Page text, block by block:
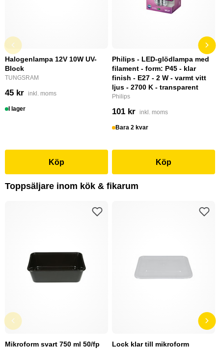
Halogenlampa 12V 10W UV-
Block
TUNGSRAM
45 kr inkl. moms
I lager
Köp
Philips - LED-glödlampa med
filament - form: P45 - klar
finish - E27 - 2 W - varmt vitt
ljus - 2700 K - transparent
Philips
101 kr inkl. moms
Bara 2 kvar
Köp
Toppsäljare inom kök & fikarum
Mikroform svart 750 ml 50/fp
Lock klar till mikroform